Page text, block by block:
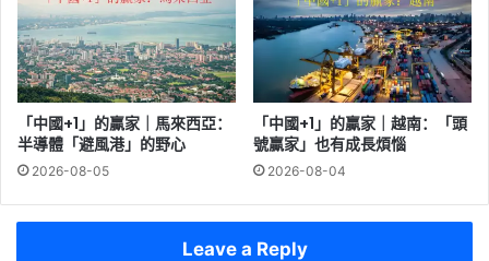
「中國+1」的贏家｜馬來西亞：
半導體「避風港」的野心
2026-08-05
「中國+1」的贏家｜越南：「頭
號贏家」也有成長煩惱
2026-08-04
Leave a Reply